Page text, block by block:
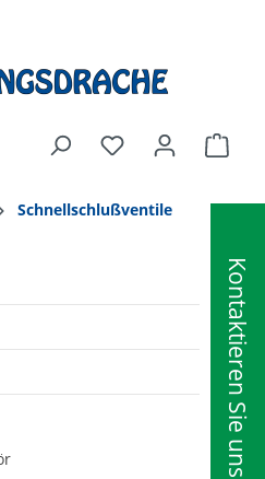
Kontaktieren Sie uns
Schnellschlußventile